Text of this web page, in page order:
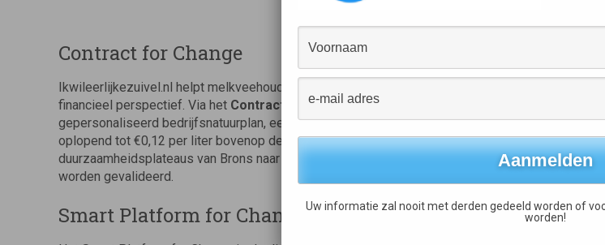
Contract for Change
Ikwileerlijkezuivel.nl helpt melkveehouders in en rond Natura 2000-gebieden Natuurinclusief te
financieel perspectief. Via het Contract for Changekrijgt elke aangesloten boer drie dingen:
gepersonaliseerd bedrijfsnatuurplan, een juridisch bewijsdossier voor behoud van zijn
oplopend tot €0,12 per liter bovenop de garantieprijs. De aanpak is gebaseerd op doelsturing
duurzaamheidsplateaus van Brons naar Platina, en op basis van dertien harde KPI’s, die
worden gevalideerd.
Smart Platform for Change
Uw informatie zal nooit met derden gedeeld worden of
worden!